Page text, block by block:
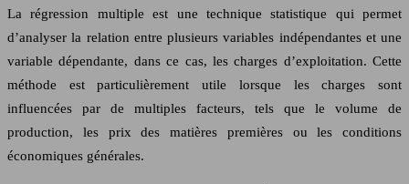
La régression multiple est une technique statistique qui permet
d’analyser la relation entre plusieurs variables indépendantes et une
variable dépendante, dans ce cas, les charges d’exploitation. Cette
méthode est particulièrement utile lorsque les charges sont
influencées par de multiples facteurs, tels que le volume de
production, les prix des matières premières ou les conditions
économiques générales.